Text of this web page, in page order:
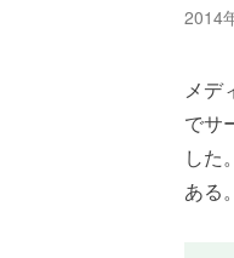
2014
メデ
でサ
した
ある